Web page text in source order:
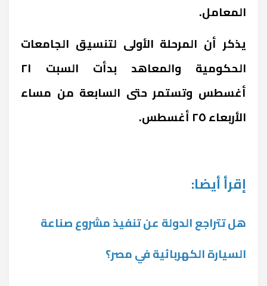
المعامل.
يذكر أن المرحلة الأولى لتنسيق الجامعات
الحكومية والمعاهد بدأت السبت ٢١
أغسطس وتستمر حتى السابعة من مساء
الأربعاء ٢٥ أغسطس.
إقرأ أيضا:
هل تتراجع الدولة عن تنفيذ مشروع صناعة
السيارة الكهربائية في مصر؟